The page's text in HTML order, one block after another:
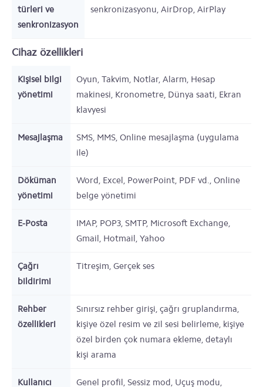
türleri ve
senkronizasyon
senkronizasyonu, AirDrop, AirPlay
Cihaz özellikleri
Kişisel bilgi
yönetimi
Oyun, Takvim, Notlar, Alarm, Hesap
makinesi, Kronometre, Dünya saati, Ekran
klavyesi
Mesajlaşma
SMS, MMS, Online mesajlaşma (uygulama
ile)
Döküman
yönetimi
Word, Excel, PowerPoint, PDF vd., Online
belge yönetimi
E-Posta
IMAP, POP3, SMTP, Microsoft Exchange,
Gmail, Hotmail, Yahoo
Çağrı
bildirimi
Titreşim, Gerçek ses
Rehber
özellikleri
Sınırsız rehber girişi, çağrı gruplandırma,
kişiye özel resim ve zil sesi belirleme, kişiye
özel birden çok numara ekleme, detaylı
kişi arama
Kullanıcı Genel profil, Sessiz mod, Uçuş modu,